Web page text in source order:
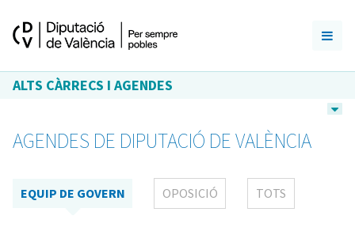
ALTS CÀRRECS I AGENDES
AGENDES DE DIPUTACIÓ DE VALÈNCIA
EQUIP DE GOVERN OPOSICIÓ TOTS